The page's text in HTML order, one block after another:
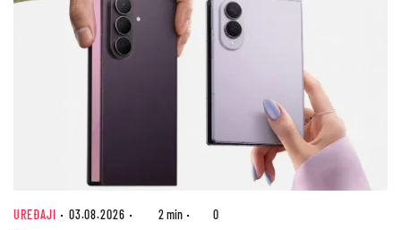
UREĐAJI 03.08.2026 2 min 0